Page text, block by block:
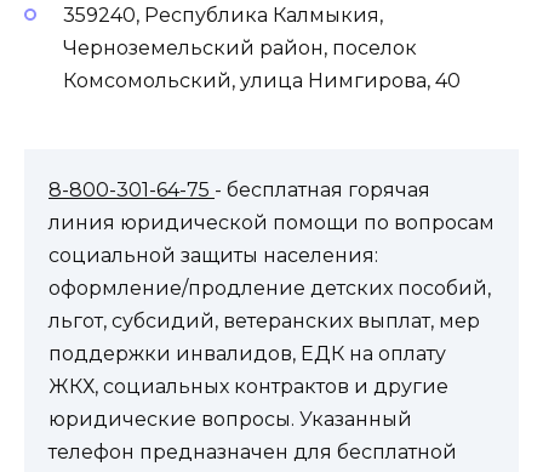
359240, Республика Калмыкия,
Черноземельский район, поселок
Комсомольский, улица Нимгирова, 40
8-800-301-64-75 - бесплатная горячая
линия юридической помощи по вопросам
социальной защиты населения:
оформление/продление детских пособий,
льгот, субсидий, ветеранских выплат, мер
поддержки инвалидов, ЕДК на оплату
ЖКХ, социальных контрактов и другие
юридические вопросы. Указанный
телефон предназначен для бесплатной